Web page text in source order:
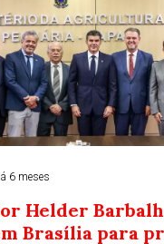
6 meses
Helder
Brasília para